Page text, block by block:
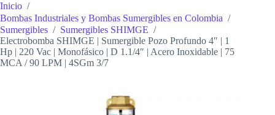
Inicio /
Bombas Industriales y Bombas Sumergibles en Colombia /
Sumergibles / Sumergibles SHIMGE /
Electrobomba SHIMGE | Sumergible Pozo Profundo 4″ | 1
Hp | 220 Vac | Monofásico | D 1.1/4″ | Acero Inoxidable | 75
MCA / 90 LPM | 4SGm 3/7